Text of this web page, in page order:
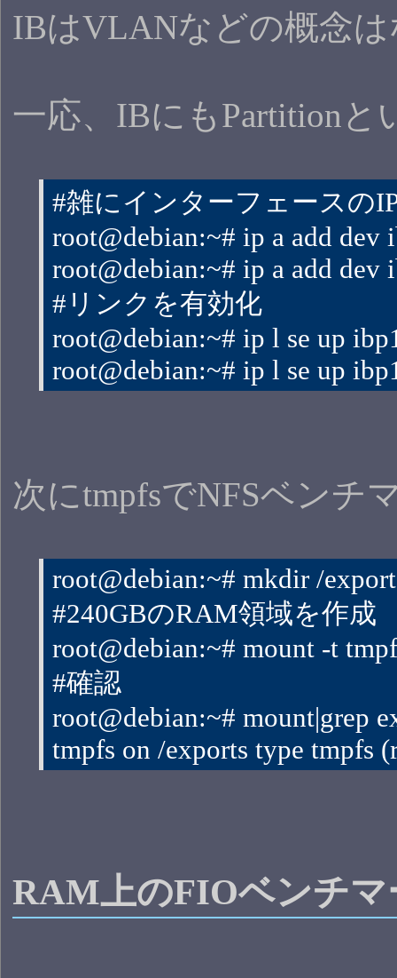
IBはVLANなどの概念
一応、IBにもPartition
#雑にインターフェースの
root@debian:~# ip a add dev
root@debian:~# ip a add dev
#リンクを有効化
root@debian:~# ip l se up
root@debian:~# ip l se up
次にtmpfsでNFSベンチ
root@debian:~# mkdir /
#240GBのRAM領域を作成
root@debian:~# mount -t
#確認
root@debian:~# mount|grep
tmpfs on /exports type tmpfs
RAM上のFIOベンチマ